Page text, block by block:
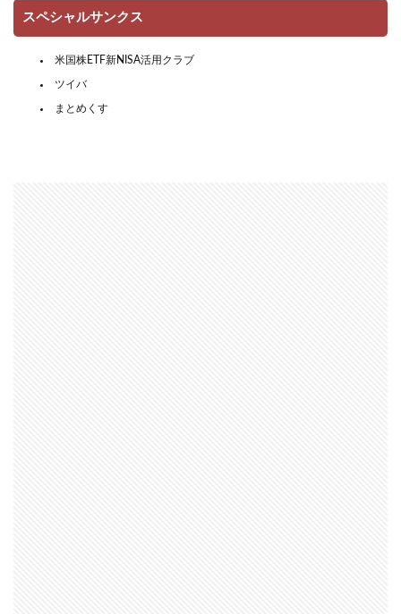
スペシャルサンクス
米国株ETF新NISA活用クラブ
ツイバ
まとめくす